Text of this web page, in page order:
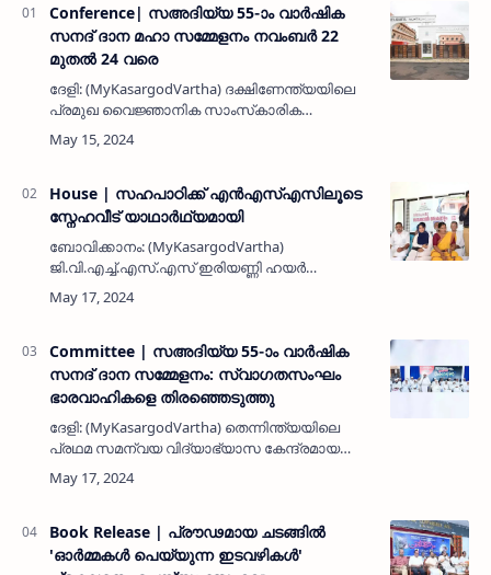
Conference| സഅദിയ്യ 55-ാം വാര്‍ഷിക
സനദ് ദാന മഹാ സമ്മേളനം നവംബർ 22
മുതൽ 24 വരെ
ദേളി: (MyKasargodVartha) ദക്ഷിണേന്ത്യയിലെ
പ്രമുഖ വൈജ്ഞാനിക സാംസ്‌കാരിക
അറബിയ്യയുടെ സഅദിയ്യ 55-ാം വാര്‍ഷിക
തീയതികളില്…
House | സഹപാഠിക്ക് എൻഎസ്എസിലൂടെ
സ്നേഹവീട് യാഥാർഥ്യമായി
ബോവിക്കാനം: (MyKasargodVartha)
ജി.വി.എച്ച്.എസ്.എസ് ഇരിയണ്ണി ഹയർ
യൂനിറ്റിൻ്റെ നേതൃത്വത്തിൽ സഹപാഠിക്ക്
സംസ്ഥാന എൻഎസ്…
Committee | സഅദിയ്യ 55-ാം വാര്‍ഷിക
സനദ് ദാന സമ്മേളനം: സ്വാഗതസംഘം
ഭാരവാഹികളെ തിരഞ്ഞെടുത്തു
ദേളി: (MyKasargodVartha) തെന്നിന്ത്യയിലെ
പ്രഥമ സമന്വയ വിദ്യാഭ്യാസ കേന്ദ്രമായ
വാര്‍ഷിക സനദ് ദാന സമ്മേളനം 2024 നവംബര്‍
Book Release | പ്രൗഢമായ ചടങ്ങിൽ
'ഓർമ്മകൾ പെയ്യുന്ന ഇടവഴികൾ'